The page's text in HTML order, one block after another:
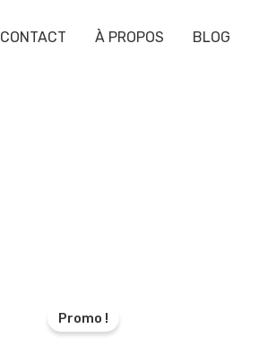
CONTACT À PROPOS BLOG
Promo !